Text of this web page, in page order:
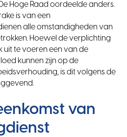
Hoge Raad oordeelde anders.
is van een
alle omstandigheden van
Hoewel de verplichting
uit te voeren een van de
kunnen zijn op de
is dit volgens de
van